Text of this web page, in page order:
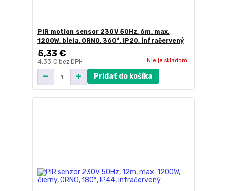
PIR motion sensor 230V 50Hz, 6m, max.
1200W, biela, ORNO, 360°, IP20, infračervený
5,33 €
4,33 € bez DPH Nie je skladom
Pridať do košíka